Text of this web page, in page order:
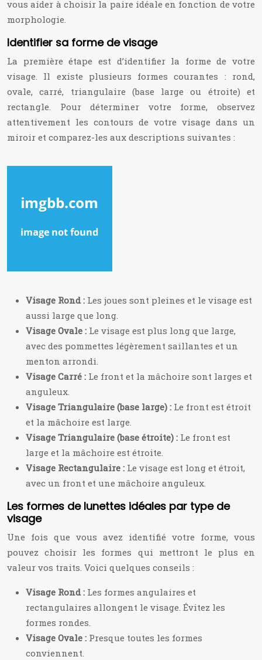
vous aider à choisir la paire idéale en fonction de votre
morphologie.
Identifier sa forme de visage
La première étape est d’identifier la forme de votre
visage. Il existe plusieurs formes courantes : rond,
ovale, carré, triangulaire (base large ou étroite) et
rectangle. Pour déterminer votre forme, observez
attentivement les contours de votre visage dans un
miroir et comparez-les aux descriptions suivantes :
Visage Rond : Les joues sont pleines et le visage est
aussi large que long.
Visage Ovale : Le visage est plus long que large,
avec des pommettes légèrement saillantes et un
menton arrondi.
Visage Carré : Le front et la mâchoire sont larges et
anguleux.
Visage Triangulaire (base large) : Le front est étroit
et la mâchoire est large.
Visage Triangulaire (base étroite) : Le front est
large et la mâchoire est étroite.
Visage Rectangulaire : Le visage est long et étroit,
avec un front et une mâchoire anguleux.
Les formes de lunettes idéales par type de
visage
Une fois que vous avez identifié votre forme, vous
pouvez choisir les formes qui mettront le plus en
valeur vos traits. Voici quelques conseils :
Visage Rond : Les formes angulaires et
rectangulaires allongent le visage. Évitez les
formes rondes.
Visage Ovale : Presque toutes les formes
conviennent.